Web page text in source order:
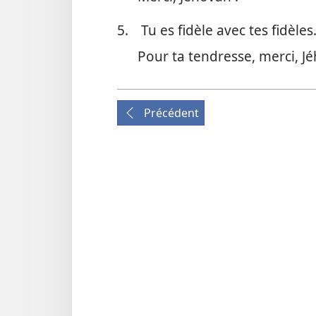
5.
Tu es fidèle avec tes fidèles.
Pour ta tendresse, merci,
Précédent